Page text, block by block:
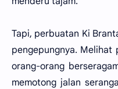
Tapi, perbuatan Ki
pengepungnya. Melihat
orang-orang
memotong jalan